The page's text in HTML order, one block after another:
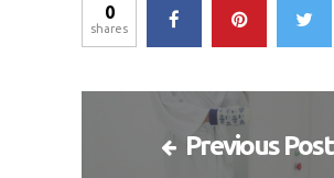
0
shares
Previous Post